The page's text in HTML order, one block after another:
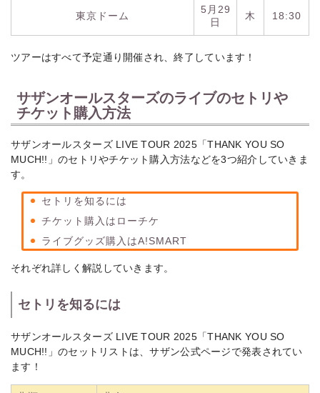
東京ドーム
5月29
日
木 18:30
ツアーはすべて予定通り開催され、終了しています！
サザンオールスターズのライブのセトリや
チケット購入方法
サザンオールスターズ LIVE TOUR 2025「THANK YOU SO
MUCH!!」のセトリやチケット購入方法などを3つ紹介していきま
す。
セトリを知るには
チケット購入はローチケ
ライブグッズ購入はA!SMART
それぞれ詳しく解説していきます。
セトリを知るには
サザンオールスターズ LIVE TOUR 2025「THANK YOU SO
MUCH!!」のセットリストは、サザン公式ページで発表されてい
ます！